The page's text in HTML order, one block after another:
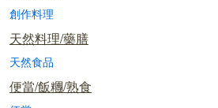
創作料理
天然料理/藥膳
天然食品
便當/飯糰/熟食